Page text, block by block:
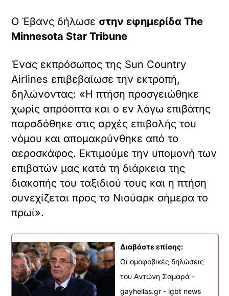
Ο Έβανς δήλωσε στην εφημερίδα The
Minnesota Star Tribune
Ένας εκπρόσωπος της Sun Country
Airlines επιβεβαίωσε την εκτροπή,
δηλώνοντας: «Η πτήση προσγειώθηκε
χωρίς απρόοπτα και ο εν λόγω επιβάτης
παραδόθηκε στις αρχές επιβολής του
νόμου και απομακρύνθηκε από το
αεροσκάφος. Εκτιμούμε την υπομονή των
επιβατών μας κατά τη διάρκεια της
διακοπής του ταξιδιού τους και η πτήση
συνεχίζεται προς το Νιούαρκ σήμερα το
πρωί».
Διαβάστε επίσης:
Οι ομοφοβικές δηλώσεις
του Αντώνη Σαμαρά -
gayhellas.gr - lgbt news